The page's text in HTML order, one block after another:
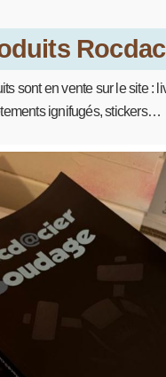
sont en vente sur le site :
ignifugés, stickers…